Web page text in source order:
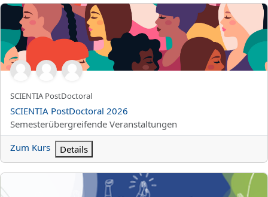
SCIENTIA PostDoctoral 2026
Kurzer Kursname
SCIENTIA PostDoctoral
Kursname
SCIENTIA PostDoctoral 2026
Kursbereich
Semesterübergreifende Veranstaltungen
Zum Kurs
Details
WueHealth - Gesunde Hochschule